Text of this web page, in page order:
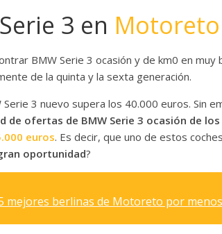
3 en Motoreto
BMW Serie 3 ocasión y de km0 en muy
de la quinta y la sexta generación.
Serie 3 nuevo supera los 40.000 euros. Sin
de ofertas de BMW Serie 3 ocasión de
euros. Es decir, que uno de estos
oportunidad?
mejores berlinas de Motoreto por